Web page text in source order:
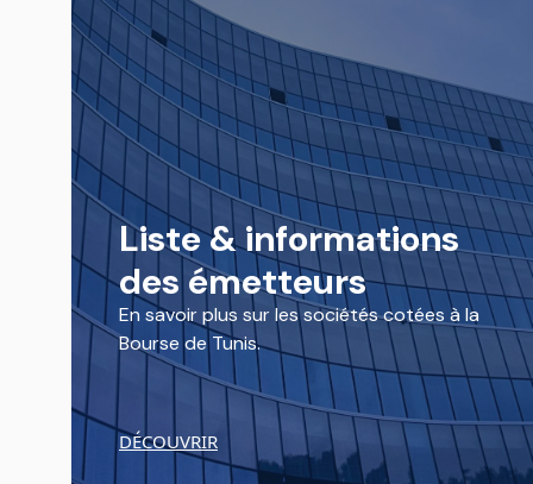
Liste & informations
des émetteurs
En savoir plus sur les sociétés cotées à la
Bourse de Tunis.
DÉCOUVRIR